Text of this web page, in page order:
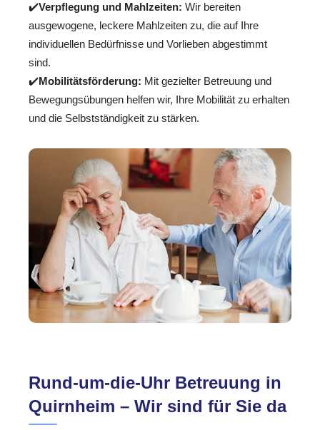
✔️Verpflegung und Mahlzeiten: Wir bereiten
ausgewogene, leckere Mahlzeiten zu, die auf Ihre
individuellen Bedürfnisse und Vorlieben abgestimmt
sind.
✔️Mobilitätsförderung: Mit gezielter Betreuung und
Bewegungsübungen helfen wir, Ihre Mobilität zu erhalten
und die Selbstständigkeit zu stärken.
Rund-um-die-Uhr Betreuung in
Quirnheim – Wir sind für Sie da